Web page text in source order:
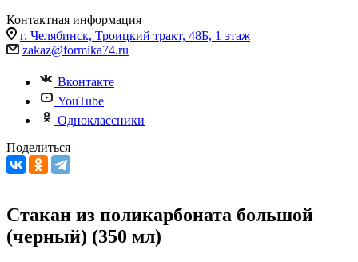
Контактная информация
г. Челябинск, Троицкий тракт, 48Б, 1 этаж
zakaz@formika74.ru
Вконтакте
YouTube
Одноклассники
Поделиться
Стакан из поликарбоната большой
(черный) (350 мл)